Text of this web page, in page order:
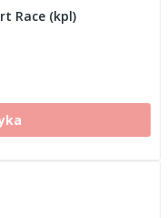
Race (kpl)